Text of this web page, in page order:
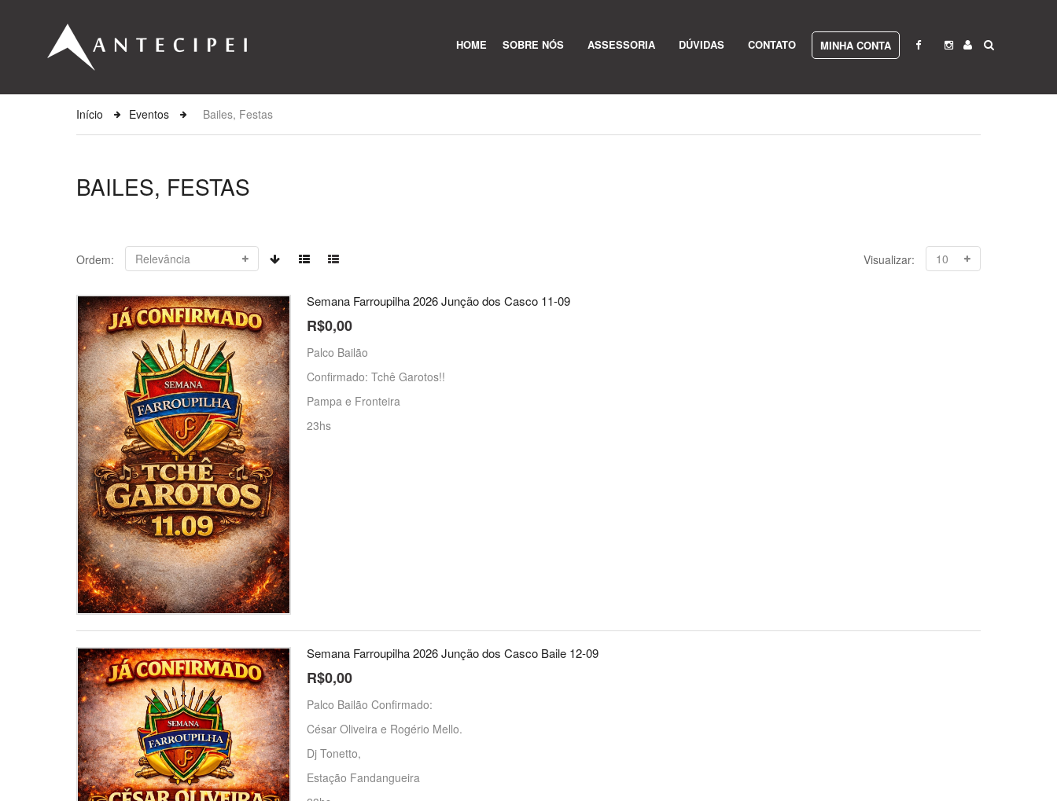
HOME SOBRE NÓS ASSESSORIA DÚVIDAS CONTATO MINHA CONTA
Início Eventos Bailes, Festas
BAILES, FESTAS
Ordem: Visualizar:
Semana Farroupilha 2026 Junção dos Casco 11-09
R$0,00
Palco Bailão
Confirmado: Tchê Garotos!!
Pampa e Fronteira
23hs
Semana Farroupilha 2026 Junção dos Casco Baile 12-09
R$0,00
Palco Bailão Confirmado:
César Oliveira e Rogério Mello.
Dj Tonetto,
Estação Fandangueira